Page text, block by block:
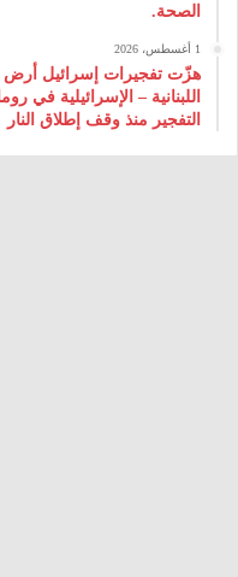
الصحة.
1 أغسطس، 2026
هزّت تفجيرات إسرائيل أرض
اللبنانية – الإسرائيلية
التفجير منذ وقف إطلاق النار